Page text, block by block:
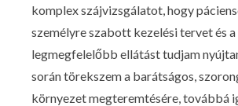
komplex szájvizsgálatot, hogy
személyre szabott kezelési tervet és a
legmegfelelőbb ellátást tudjam
során törekszem a barátságos,
környezet megteremtésére, továbbá